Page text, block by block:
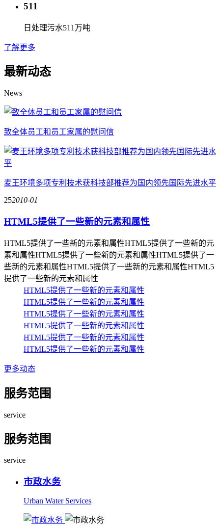
511
日处理污水511万吨
了解更多
最新动态
News
致全体员工和员工家属的慰问信
麦王环境多项专利技术获科技部推荐为国内领先国际先进水平
252010-01
HTML5提供了一些新的元素和属性
HTML5提供了一些新的元素和属性HTML5提供了一些新的元
素和属性HTML5提供了一些新的元素和属性HTML5提供了一
些新的元素和属性HTML5提供了一些新的元素和属性HTML5
提供了一些新的元素和属性
HTML5提供了一些新的元素和属性
HTML5提供了一些新的元素和属性
HTML5提供了一些新的元素和属性
HTML5提供了一些新的元素和属性
HTML5提供了一些新的元素和属性
HTML5提供了一些新的元素和属性
更多动态
服务范围
service
服务范围
service
市政水务
Urban Water Services